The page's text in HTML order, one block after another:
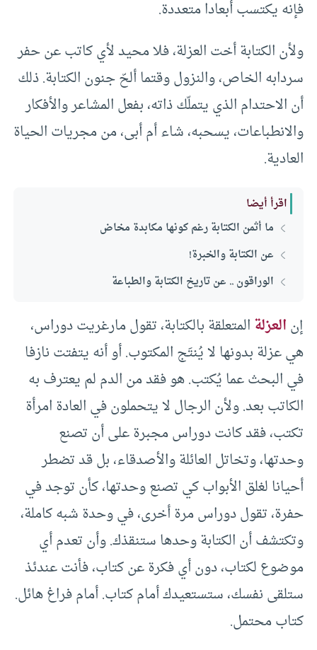
فإنه يكتسب أبعادا متعددة.
ولأن الكتابة أخت العزلة، فلا محيد لأي كاتب عن حفر
سردابه الخاص، والنزول وقتما ألحّ جنون الكتابة. ذلك
أن الاحتدام الذي يتملّك ذاته، بفعل المشاعر والأفكار
والانطباعات، يسحبه، شاء أم أبى، من مجريات الحياة
العادية.
اقرأ أيضا
ما أثمن الكتابة رغم كونها مكابدة مخاض
عن الكتابة والخبرة!
الوراقون .. عن تاريخ الكتابة والطباعة
إنالعزلةالمتعلقة بالكتابة، تقول مارغريت دوراس،
هي عزلة بدونها لا يُنتَج المكتوب. أو أنه يتفتت نازفا
في البحث عما يُكتب. هو فقد من الدم لم يعترف به
الكاتب بعد. ولأن الرجال لا يتحملون في العادة امرأة
تكتب، فقد كانت دوراس مجبرة على أن تصنع
وحدتها، وتخاتل العائلة والأصدقاء، بل قد تضطر
أحيانا لغلق الأبواب كي تصنع وحدتها، كأن توجد في
حفرة، تقول دوراس مرة أخرى، في وحدة شبه كاملة،
وتكتشف أن الكتابة وحدها ستنقذك. وأن تعدم أي
موضوع لكتاب، دون أي فكرة عن كتاب، فأنت عندئذ
ستلقى نفسك، ستستعيدك أمام كتاب. أمام فراغ هائل.
كتاب محتمل.